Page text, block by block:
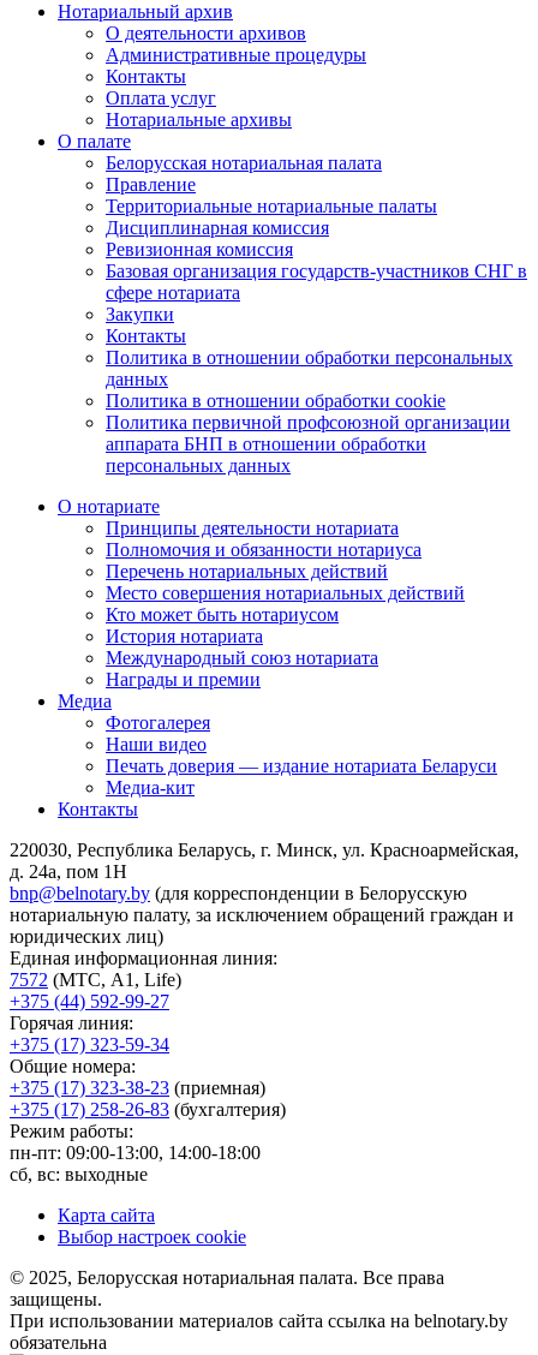
Нотариальный архив
О деятельности архивов
Административные процедуры
Контакты
Оплата услуг
Нотариальные архивы
О палате
Белорусская нотариальная палата
Правление
Территориальные нотариальные палаты
Дисциплинарная комиссия
Ревизионная комиссия
Базовая организация государств-участников СНГ в
сфере нотариата
Закупки
Контакты
Политика в отношении обработки персональных
данных
Политика в отношении обработки cookie
Политика первичной профсоюзной организации
аппарата БНП в отношении обработки
персональных данных
О нотариате
Принципы деятельности нотариата
Полномочия и обязанности нотариуса
Перечень нотариальных действий
Место совершения нотариальных действий
Кто может быть нотариусом
История нотариата
Международный союз нотариата
Награды и премии
Медиа
Фотогалерея
Наши видео
Печать доверия — издание нотариата Беларуси
Медиа-кит
Контакты
220030, Республика Беларусь, г. Минск, ул. Красноармейская,
д. 24а, пом 1Н
bnp@belnotary.by (для корреспонденции в Белорусскую
нотариальную палату, за исключением обращений граждан и
юридических лиц)
Единая информационная линия:
7572 (МТС, A1, Life)
+375 (44) 592-99-27
Горячая линия:
+375 (17) 323-59-34
Общие номера:
+375 (17) 323-38-23 (приемная)
+375 (17) 258-26-83 (бухгалтерия)
Режим работы:
пн-пт: 09:00-13:00, 14:00-18:00
сб, вс: выходные
Карта сайта
Выбор настроек cookie
© 2025, Белорусская нотариальная палата. Все права
защищены.
При использовании материалов сайта ссылка на belnotary.by
обязательна